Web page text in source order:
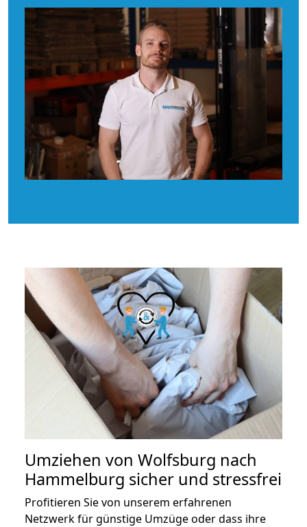
Umziehen von Wolfsburg nach
Hammelburg sicher und stressfrei
Profitieren Sie von unserem erfahrenen
Netzwerk für günstige Umzüge oder dass ihre